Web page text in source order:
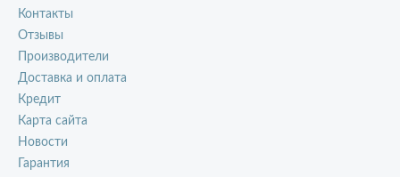
Контакты
Отзывы
Производители
Доставка и оплата
Кредит
Карта сайта
Новости
Гарантия